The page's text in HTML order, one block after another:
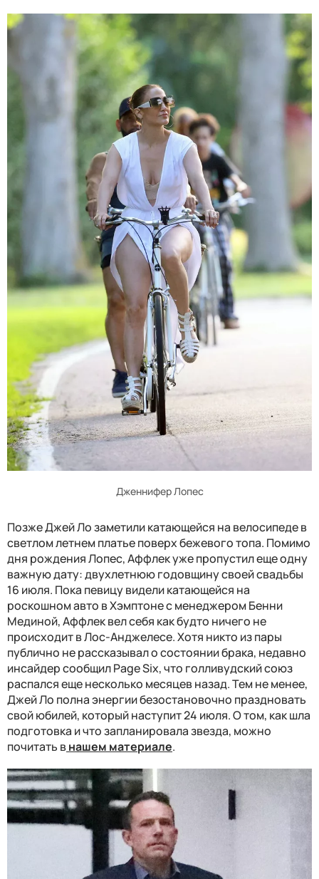
Дженнифер Лопес
Позже Джей Ло заметили катающейся на велосипеде в
светлом летнем платье поверх бежевого топа. Помимо
дня рождения Лопес, Аффлек уже пропустил еще одну
важную дату: двухлетнюю годовщину своей свадьбы
16 июля. Пока певицу видели катающейся на
роскошном авто в Хэмптоне с менеджером Бенни
Мединой, Аффлек вел себя как будто ничего не
происходит в Лос-Анджелесе. Хотя никто из пары
публично не рассказывал о состоянии брака, недавно
инсайдер сообщил Page Six, что голливудский союз
распался еще несколько месяцев назад. Тем не менее,
Джей Ло полна энергии безостановочно праздновать
свой юбилей, который наступит 24 июля. О том, как шла
подготовка и что запланировала звезда, можно
почитать внашем материале.